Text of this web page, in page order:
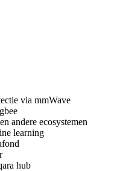
via mmWave
andere ecosystemen
learning
hub